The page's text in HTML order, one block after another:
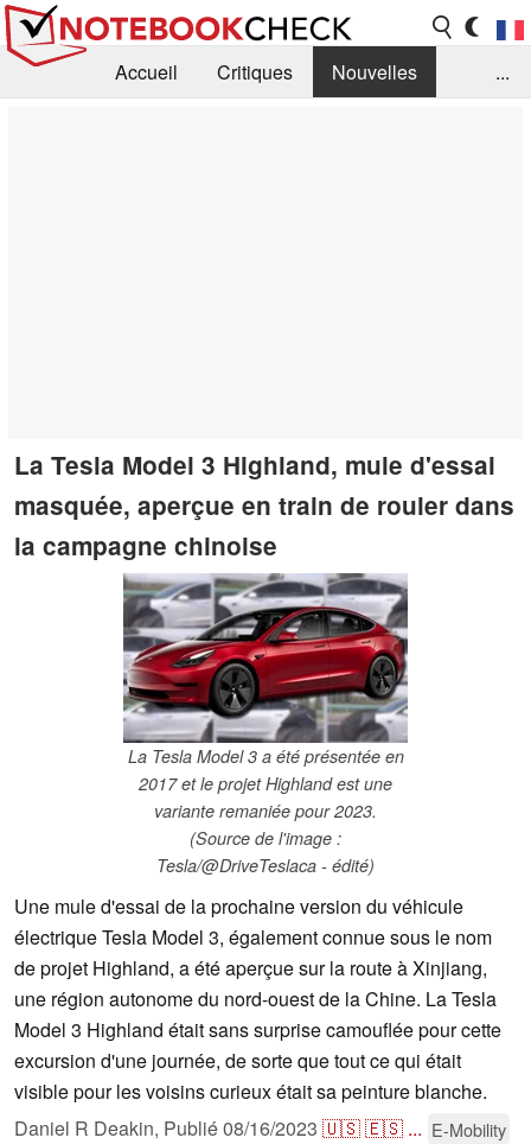
Accueil Critiques
Nouvelles
...
La Tesla Model 3 Highland, mule d'essai
masquée, aperçue en train de rouler dans
la campagne chinoise
La Tesla Model 3 a été présentée en
2017 et le projet Highland est une
variante remaniée pour 2023.
(Source de l'image :
Tesla/@DriveTeslaca - édité)
Une mule d'essai de la prochaine version du véhicule
électrique Tesla Model 3, également connue sous le nom
de projet Highland, a été aperçue sur la route à Xinjiang,
une région autonome du nord-ouest de la Chine. La Tesla
Model 3 Highland était sans surprise camouflée pour cette
excursion d'une journée, de sorte que tout ce qui était
visible pour les voisins curieux était sa peinture blanche.
Daniel R Deakin, Publié08/16/2023 🇺🇸🇪🇸 ... E-Mobility